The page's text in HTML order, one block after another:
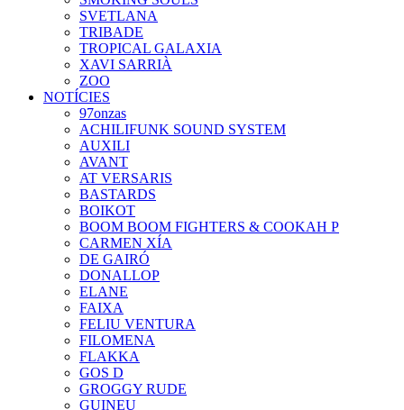
SVETLANA
TRIBADE
TROPICAL GALAXIA
XAVI SARRIÀ
ZOO
NOTÍCIES
97onzas
ACHILIFUNK SOUND SYSTEM
AUXILI
AVANT
AT VERSARIS
BASTARDS
BOIKOT
BOOM BOOM FIGHTERS & COOKAH P
CARMEN XÍA
DE GAIRÓ
DONALLOP
ELANE
FAIXA
FELIU VENTURA
FILOMENA
FLAKKA
GOS D
GROGGY RUDE
GUINEU